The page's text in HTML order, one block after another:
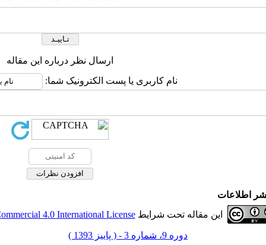
ارسال نظر درباره این مقاله
نام کاربری یا پست الکترونیک شما:
اطلاعات
این مقاله تحت شرایط4.0 International License
دوره 9، شماره 3 - ( پاییز 1393 )